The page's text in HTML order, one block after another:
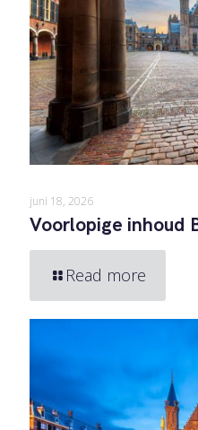
juni 18, 2026
Voorlopige inhoud
Read more